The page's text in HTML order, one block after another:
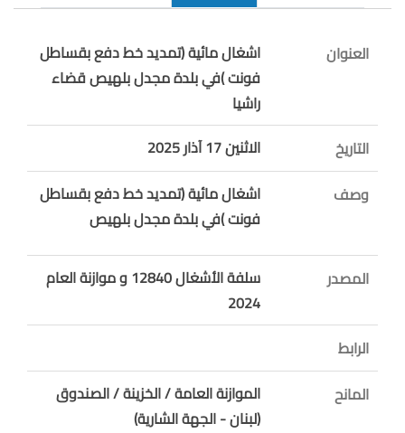
العنوان
اشغال مائية (تمديد خط دفع بقساطل
فونت )في بلدة مجدل بلهيص قضاء
راشيا
التاريخ
الاثنين 17 آذار 2025
وصف
اشغال مائية (تمديد خط دفع بقساطل
فونت )في بلدة مجدل بلهيص
المصدر
سلفة الأشغال 12840 و موازنة العام
2024
الرابط
المانح
الموازنة العامة / الخزينة / الصندوق
(لبنان - الجهة الشارية)